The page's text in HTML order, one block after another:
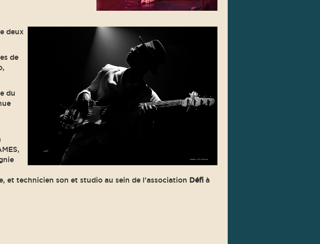
deux
de
du
et technicien son et studio au sein de l’association Défià